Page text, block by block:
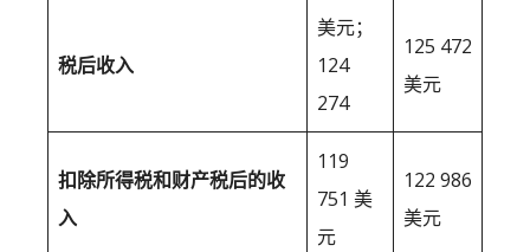
税后收入
美元；
124
274
125 472
美元
扣除所得税和财产税后的收
入
119
751 美
元
122 986
美元